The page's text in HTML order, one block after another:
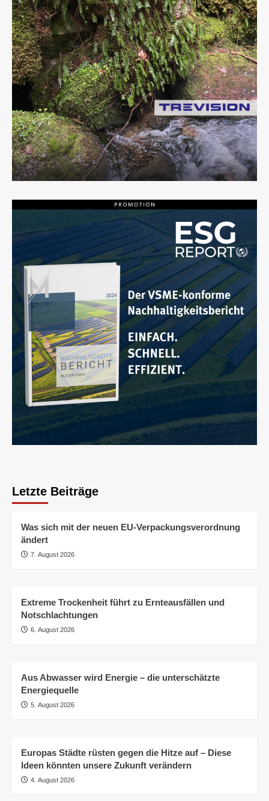
Letzte Beiträge
Was sich mit der neuen EU-Verpackungsverordnung
ändert
7. August 2026
Extreme Trockenheit führt zu Ernteausfällen und
Notschlachtungen
6. August 2026
Aus Abwasser wird Energie – die unterschätzte
Energiequelle
5. August 2026
Europas Städte rüsten gegen die Hitze auf – Diese
Ideen könnten unsere Zukunft verändern
4. August 2026